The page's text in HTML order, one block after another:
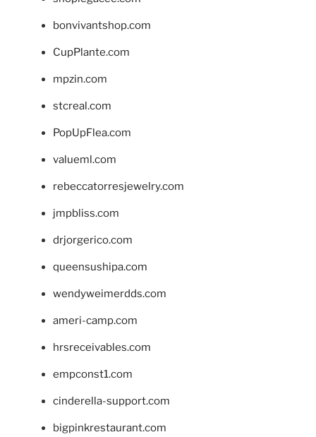
bonvivantshop.com
CupPlante.com
mpzin.com
stcreal.com
PopUpFlea.com
valueml.com
rebeccatorresjewelry.com
jmpbliss.com
drjorgerico.com
queensushipa.com
wendyweimerdds.com
ameri-camp.com
hrsreceivables.com
empconst1.com
cinderella-support.com
bigpinkrestaurant.com